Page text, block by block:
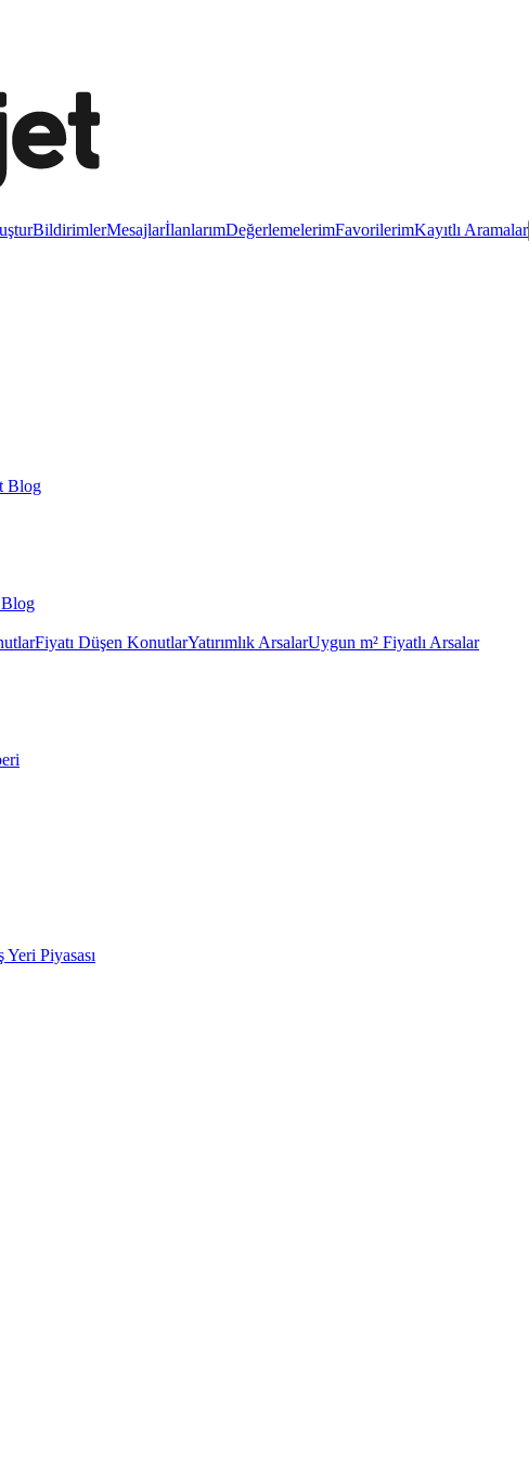
BildirimlerMesajlarİlanlarımDeğerlemelerimFavorilerimKayıtlı Aramalar
Blog
Fiyatı Düşen KonutlarYatırımlık ArsalarUygun m² Fiyatlı Arsalar
Yeri Piyasası